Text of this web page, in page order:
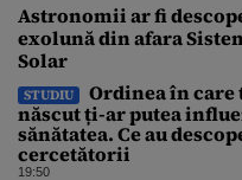
Astronomii ar fi
exolună din afara
Solar
STUDIU
Ordinea în care
născut ți-ar putea
sănătatea. Ce au
cercetătorii
19:50